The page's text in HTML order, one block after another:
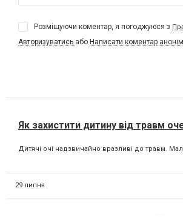
Розміщуючи коментар, я погоджуюся з
Авторизуватись або Написати коментар
Як захистити дитину від травм
Дитячі очі надзвичайно вразливі до травм.
29 липня